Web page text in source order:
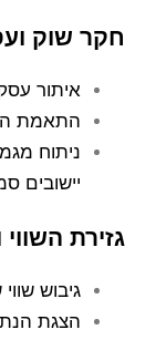
חקר שוק
איתור
התאמת
ניתוח
יישובים
גזירת
גיבוש
הצגת